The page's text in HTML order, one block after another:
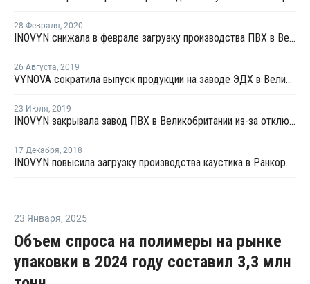
28 Февраля, 2020
INOVYN снижала в феврале загрузку производства ПВХ в Великобритании из-за нехватки сырья
26 Августа, 2019
VYNOVA сократила выпуск продукции на заводе ЭДХ в Великобритании из-за нехватки этилена
23 Июля, 2019
INOVYN закрывала завод ПВХ в Великобритании из-за отключения электроэнергии
17 Декабря, 2018
INOVYN повысила загрузку производства каустика в Ранкорне до 100%
23 Января, 2025
Объем спроса на полимеры на рынке
упаковки в 2024 году составил 3,3 млн